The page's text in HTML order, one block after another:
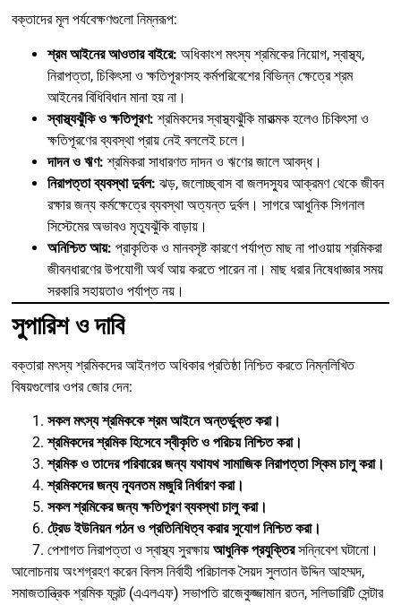
বক্তাদের মূল পর্যবেক্ষণগুলো নিম্নরূপ:
শ্রম আইনের আওতার বাইরে: অধিকাংশ মৎস্য শ্রমিকের নিয়োগ, স্বাস্থ্য,
নিরাপত্তা, চিকিৎসা ও ক্ষতিপূরণসহ কর্মপরিবেশের বিভিন্ন ক্ষেত্রে শ্রম
আইনের বিধিবিধান মানা হয় না।
স্বাস্থ্যঝুঁকি ও ক্ষতিপূরণ: শ্রমিকদের স্বাস্থ্যঝুঁকি মারাত্মক হলেও চিকিৎসা ও
ক্ষতিপূরণের ব্যবস্থা প্রায় নেই বললেই চলে।
দাদন ও ঋণ: শ্রমিকরা সাধারণত দাদন ও ঋণের জালে আবদ্ধ।
নিরাপত্তা ব্যবস্থা দুর্বল: ঝড়, জলোচ্ছ্বাস বা জলদস্যুর আক্রমণ থেকে জীবন
রক্ষার জন্য কর্মক্ষেত্রে ব্যবস্থা অত্যন্ত দুর্বল। সাগরে আধুনিক সিগনাল
সিস্টেমের অভাবও মৃত্যুঝুঁকি বাড়ায়।
অনিশ্চিত আয়: প্রাকৃতিক ও মানবসৃষ্ট কারণে পর্যাপ্ত মাছ না পাওয়ায় শ্রমিকরা
জীবনধারণের উপযোগী অর্থ আয় করতে পারেন না। মাছ ধরার নিষেধাজ্ঞার সময়
সরকারি সহায়তাও পর্যাপ্ত নয়।
সুপারিশ ও দাবি
বক্তারা মৎস্য শ্রমিকদের আইনগত অধিকার প্রতিষ্ঠা নিশ্চিত করতে নিম্নলিখিত
বিষয়গুলোর ওপর জোর দেন:
সকল মৎস্য শ্রমিককে শ্রম আইনে অন্তর্ভুক্ত করা।
শ্রমিকদের শ্রমিক হিসেবে স্বীকৃতি ও পরিচয় নিশ্চিত করা।
শ্রমিক ও তাদের পরিবারের জন্য যথাযথ সামাজিক নিরাপত্তা স্কিম চালু করা।
শ্রমিকদের জন্য ন্যূনতম মজুরি নির্ধারণ করা।
সকল শ্রমিকের জন্য ক্ষতিপূরণ ব্যবস্থা চালু করা।
ট্রেড ইউনিয়ন গঠন ও প্রতিনিধিত্ব করার সুযোগ নিশ্চিত করা।
পেশাগত নিরাপত্তা ও স্বাস্থ্য সুরক্ষায় আধুনিক প্রযুক্তিরসন্নিবেশ ঘটানো।
আলোচনায় অংশগ্রহণ করেন বিলস নির্বাহী পরিচালক সৈয়দ সুলতান উদ্দিন আহম্মদ,
সমাজতান্ত্রিক শ্রমিক ফ্রন্ট (এএলএফ) সভাপতি রাজেকুজ্জামান রতন, সলিডারিটি সেন্টার